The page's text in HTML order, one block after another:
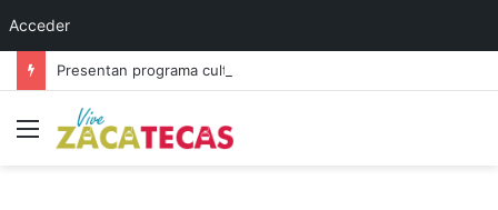
Acceder
Menú